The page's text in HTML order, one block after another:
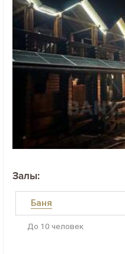
Залы:
Баня
До 10 человек